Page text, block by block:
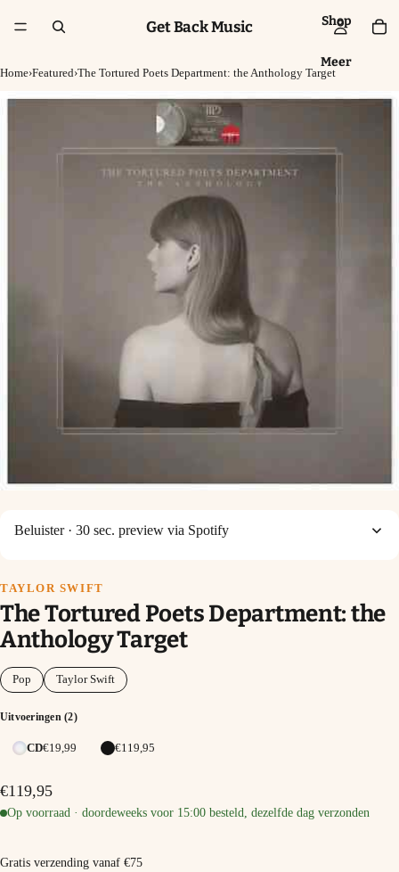
Shop
Meer
Get Back Music
Home›Featured›The Tortured Poets Department: the Anthology Target
Beluister · 30 sec. preview via Spotify
TAYLOR SWIFT
The Tortured Poets Department: the
Anthology Target
Pop Taylor Swift
Uitvoeringen (2)
CD€19,99 €119,95
€119,95
Op voorraad · doordeweeks voor 15:00 besteld, dezelfde dag verzonden
− +
Gratis verzending vanaf €75